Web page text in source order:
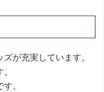
が充実しています。
。